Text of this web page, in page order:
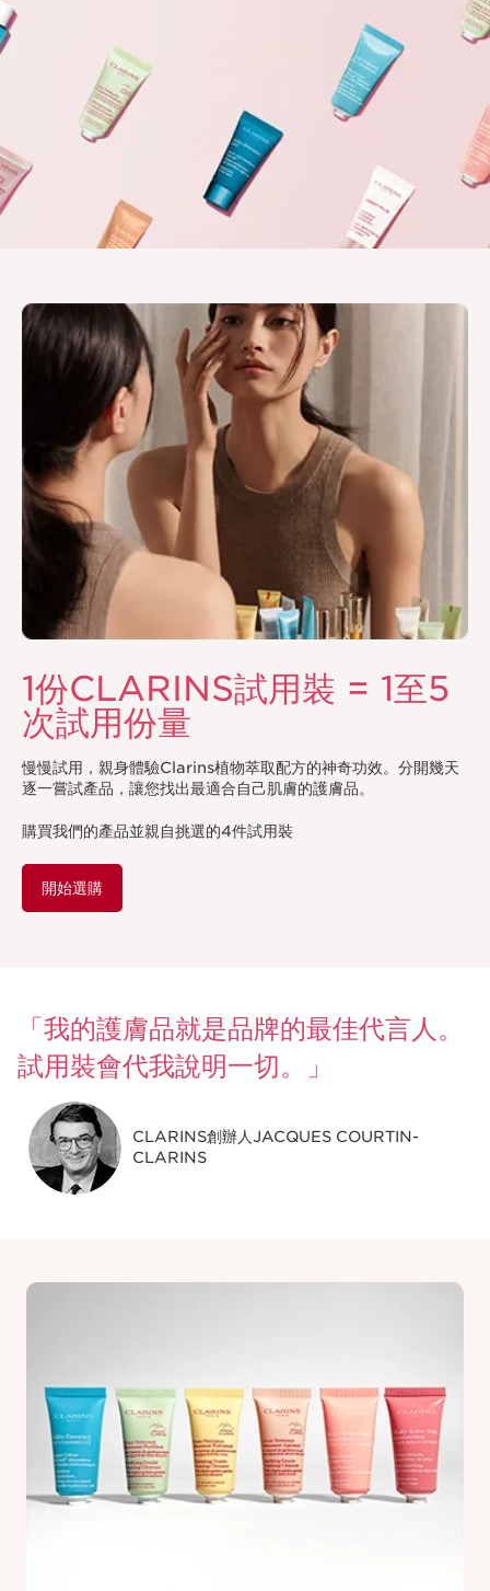
1份CLARINS試用裝 = 1至5
次試用份量
慢慢試用，親身體驗Clarins植物萃取配方的神奇功效。分開幾天
逐一嘗試產品，讓您找出最適合自己肌膚的護膚品。
購買我們的產品並親自挑選的4件試用裝
開始選購
「我的護膚品就是品牌的最佳代言人。
試用裝會代我說明一切。」
CLARINS創辦人JACQUES COURTIN-
CLARINS